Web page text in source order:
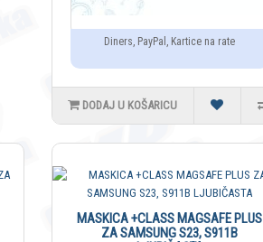
Diners, PayPal, Kartice na rate
DODAJ U KOŠARICU
MASKICA +CLASS MAGSAFE PLUS
ZA SAMSUNG S23, S911B